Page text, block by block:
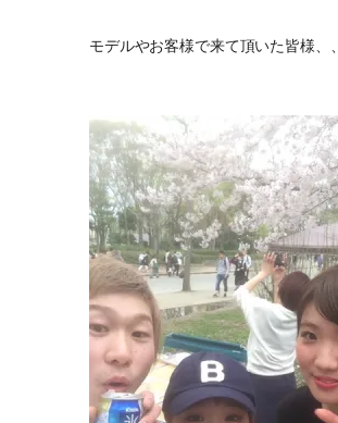
モデルやお客様で来て頂いた皆様、、